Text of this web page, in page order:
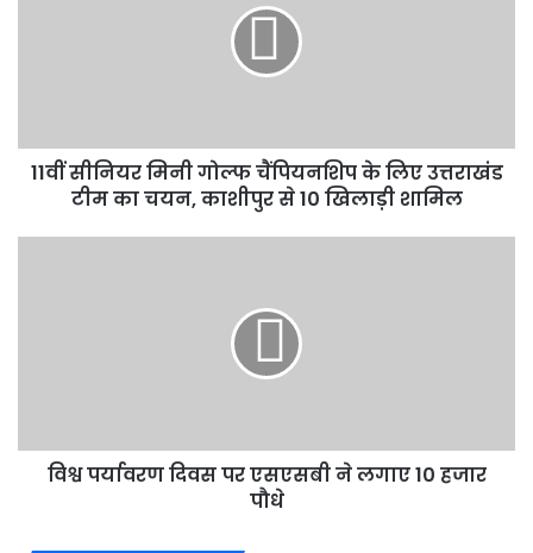
टीम
का11वीं सीनियर मिनी गोल्फ चैंपियनशिप के लिए उत्तराखंड
टीम का चयन, काशीपुर से 10 खिलाड़ी शामिल
हजार
विश्व पर्यावरण दिवस पर एसएसबी ने लगाए 10 हजार
पौधे